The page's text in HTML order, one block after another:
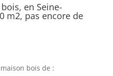
en Seine-
m2, pas encore de
bois de :